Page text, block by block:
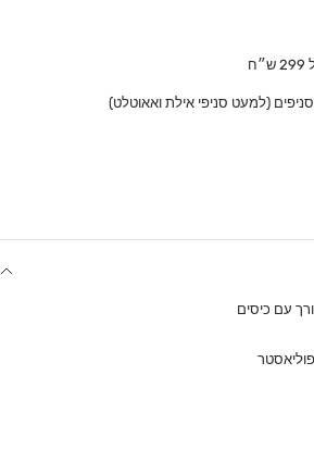
(למעט סניפי אילת ואאוטלט)
עם כיסים